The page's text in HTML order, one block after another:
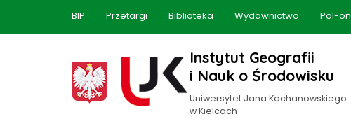
BIP Przetargi Biblioteka Wydawnictwo Pol-on
Instytut Geografii
i Nauk o Środowisku
Uniwersytet Jana Kochanowskiego
w Kielcach